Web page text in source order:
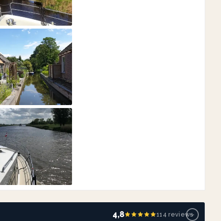
4,8 114 reviews−